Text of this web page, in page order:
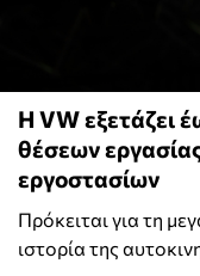
Η VW εξετάζει
θέσεων
εργοστασίων
Πρόκειται για τη
ιστορία της